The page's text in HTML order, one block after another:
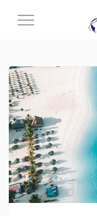
Cambiar
navegación